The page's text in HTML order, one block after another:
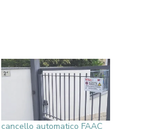
cancello automatico FAAC